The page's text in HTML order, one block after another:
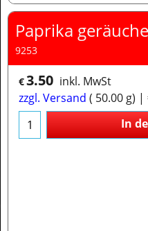
Paprika
9253
€3.50 inkl. MwSt
zzgl. Versand
50.00 g
In